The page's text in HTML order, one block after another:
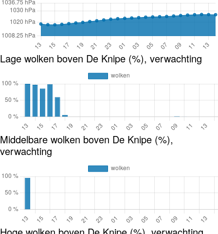
Lage wolken boven De Knipe (%), verwachting
Middelbare wolken boven De Knipe (%),
verwachting